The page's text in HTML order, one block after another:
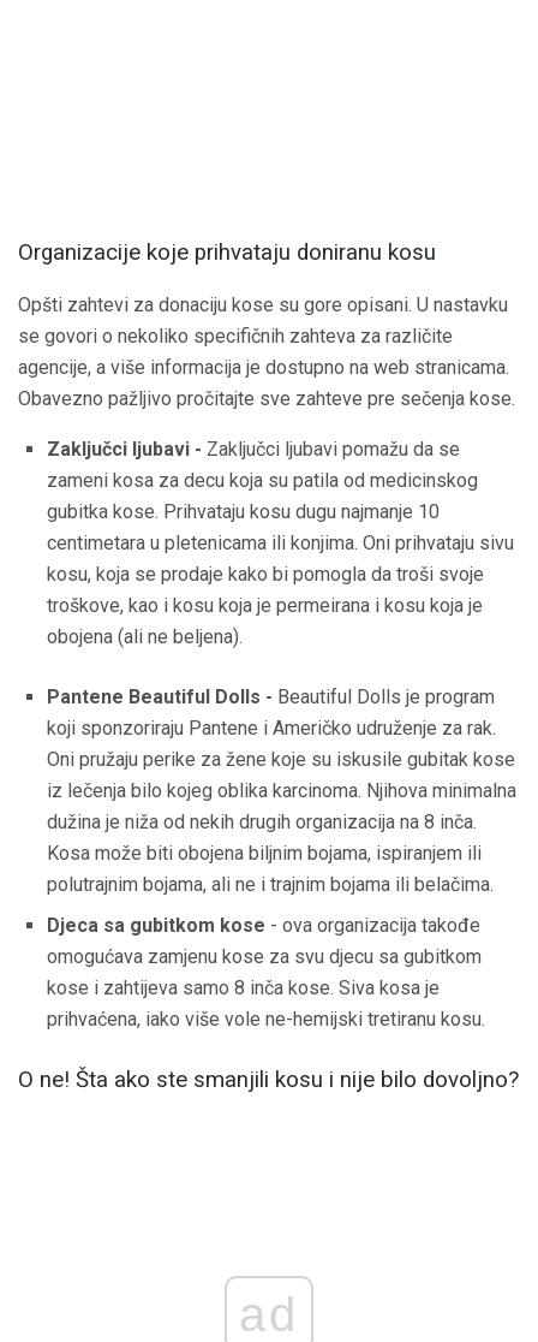
Organizacije koje prihvataju doniranu kosu
Opšti zahtevi za donaciju kose su gore opisani. U nastavku
se govori o nekoliko specifičnih zahteva za različite
agencije, a više informacija je dostupno na web stranicama.
Obavezno pažljivo pročitajte sve zahteve pre sečenja kose.
Zaključci ljubavi - Zaključci ljubavi pomažu da se
zameni kosa za decu koja su patila od medicinskog
gubitka kose. Prihvataju kosu dugu najmanje 10
centimetara u pletenicama ili konjima. Oni prihvataju sivu
kosu, koja se prodaje kako bi pomogla da troši svoje
troškove, kao i kosu koja je permeirana i kosu koja je
obojena (ali ne beljena).
Pantene Beautiful Dolls - Beautiful Dolls je program
koji sponzoriraju Pantene i Američko udruženje za rak.
Oni pružaju perike za žene koje su iskusile gubitak kose
iz lečenja bilo kojeg oblika karcinoma. Njihova minimalna
dužina je niža od nekih drugih organizacija na 8 inča.
Kosa može biti obojena biljnim bojama, ispiranjem ili
polutrajnim bojama, ali ne i trajnim bojama ili belačima.
Djeca sa gubitkom kose - ova organizacija takođe
omogućava zamjenu kose za svu djecu sa gubitkom
kose i zahtijeva samo 8 inča kose. Siva kosa je
prihvaćena, iako više vole ne-hemijski tretiranu kosu.
O ne! Šta ako ste smanjili kosu i nije bilo dovoljno?
ad